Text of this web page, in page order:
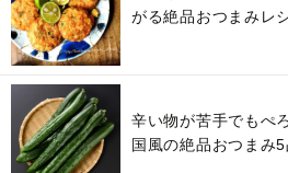
がる絶品おつまみレ
辛い物が苦手でもぺ
国風の絶品おつまみ5